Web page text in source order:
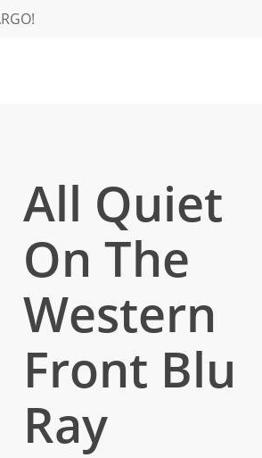
All Quiet
On The
Western
Front Blu
Ray